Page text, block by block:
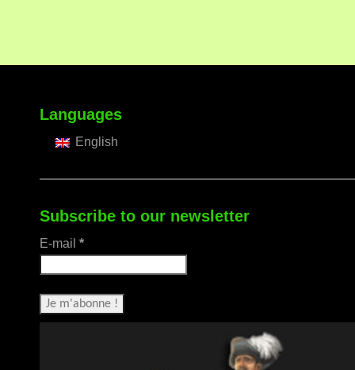
Languages
English
Subscribe to our newsletter
E-mail *